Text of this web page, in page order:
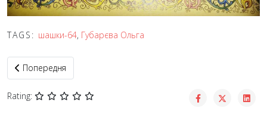
TAGS: шашки-64, Губарєва Ольга
Попередня стаття: Дарина Скороход з Херсону стала
Попередня
Rating: